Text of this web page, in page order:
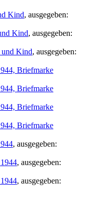
Kind, ausgegeben:
Kind, ausgegeben:
und Kind, ausgegeben:
Briefmarke
Briefmarke
Briefmarke
Briefmarke
, ausgegeben:
, ausgegeben:
, ausgegeben: